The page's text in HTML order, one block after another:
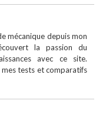
mécanique depuis mon
la passion du
avec ce site.
tests et comparatifs